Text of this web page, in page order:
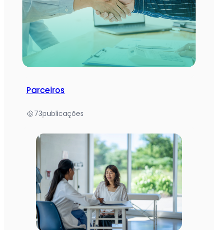
Parceiros
73publicações